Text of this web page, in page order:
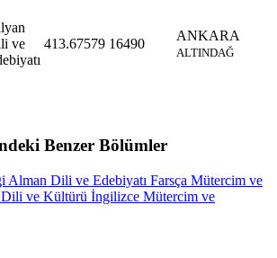
ve
413.67579 16490
ANKARA
ALTINDAĞ
Benzer Bölümler
Alman Dili ve Edebiyatı Farsça Mütercim ve
ve Kültürü İngilizce Mütercim ve